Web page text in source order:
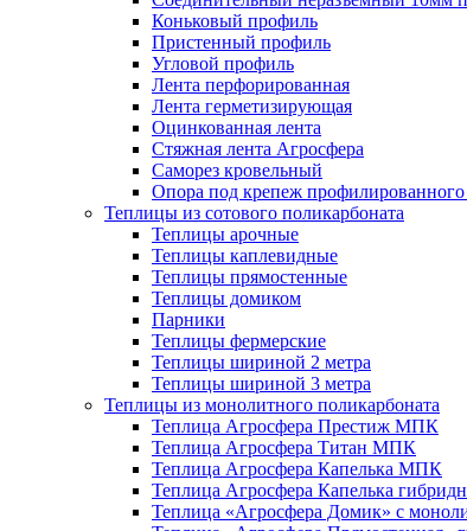
Коньковый профиль
Пристенный профиль
Угловой профиль
Лента перфорированная
Лента герметизирующая
Оцинкованная лента
Стяжная лента Агросфера
Саморез кровельный
Опора под крепеж
Теплицы из сотового поликарбоната
Теплицы арочные
Теплицы каплевидные
Теплицы прямостенные
Теплицы домиком
Парники
Теплицы фермерские
Теплицы шириной 2 метра
Теплицы шириной 3 метра
Теплицы из монолитного поликарбоната
Теплица Агросфера Престиж МПК
Теплица Агросфера Титан МПК
Теплица Агросфера Капелька МПК
Теплица Агросфера Капелька
Теплица «Агросфера Домик» с